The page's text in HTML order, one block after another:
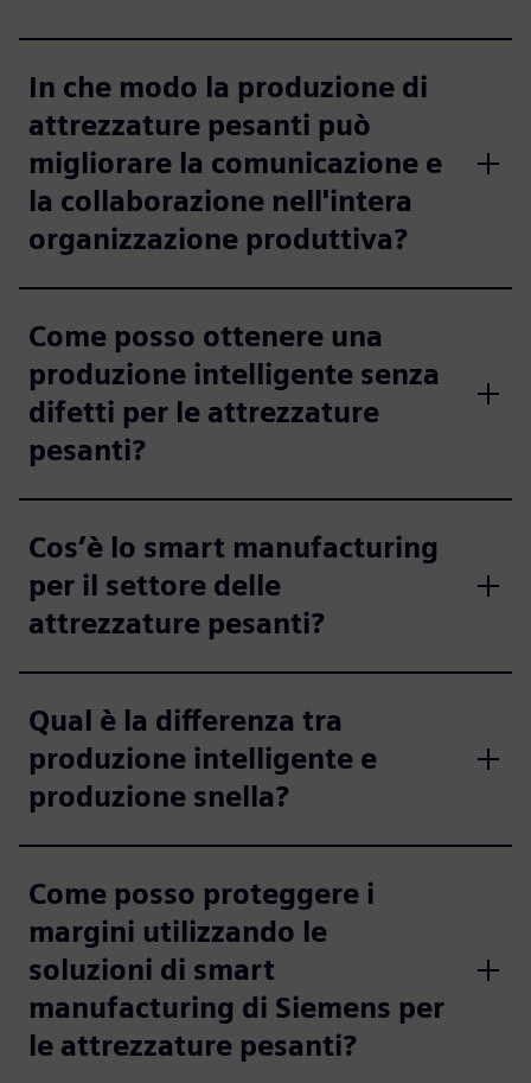
In che modo la produzione di
attrezzature pesanti può
migliorare la comunicazione e
la collaborazione nell'intera
organizzazione produttiva?
Come posso ottenere una
produzione intelligente senza
difetti per le attrezzature
pesanti?
Cos’è lo smart manufacturing
per il settore delle
attrezzature pesanti?
Qual è la differenza tra
produzione intelligente e
produzione snella?
Come posso proteggere i
margini utilizzando le
soluzioni di smart
manufacturing di Siemens per
le attrezzature pesanti?